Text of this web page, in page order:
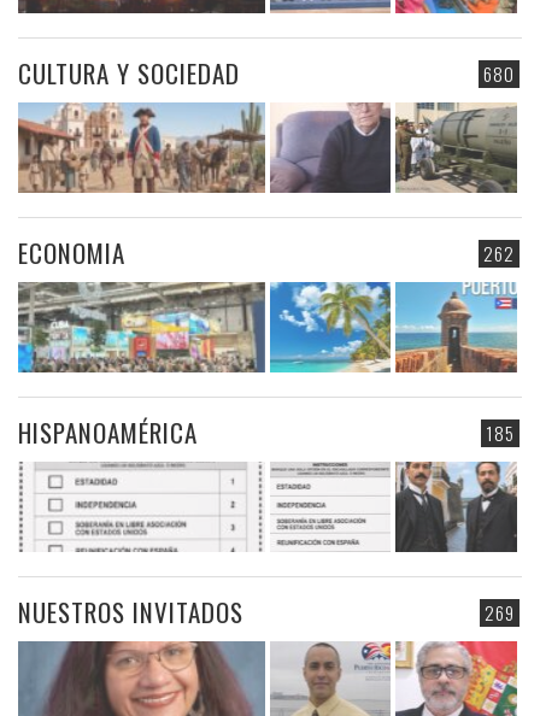
680
CULTURA Y SOCIEDAD
262
ECONOMIA
185
HISPANOAMÉRICA
269
NUESTROS INVITADOS